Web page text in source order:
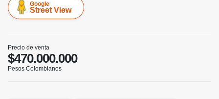
Google
Street View
Precio de venta
$470.000.000
Pesos Colombianos